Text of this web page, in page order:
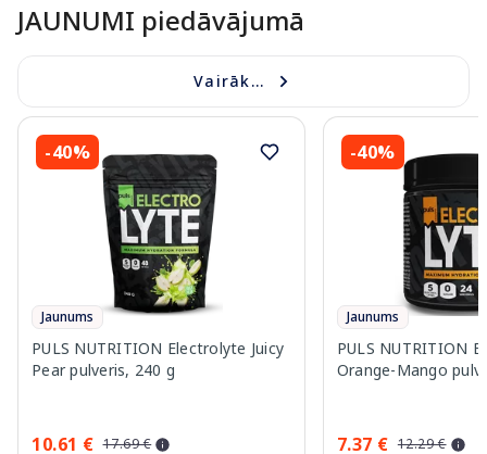
JAUNUMI piedāvājumā
Vairāk...
-40%
Jaunums
PULS NUTRITION Electrolyte Juicy
Pear pulveris, 240 g
10.61 € 17.69 €
-40%
Jaunums
PULS NUTRITION
Orange-Mango
7.37 € 12.29 €